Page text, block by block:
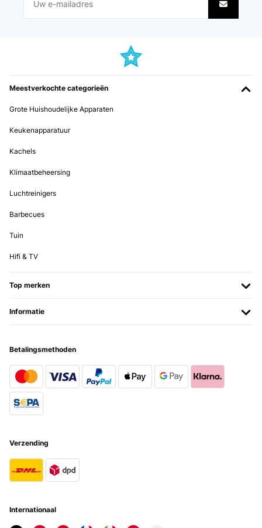
Meestverkochte categorieën
Grote Huishoudelijke Apparaten
Keukenapparatuur
Kachels
Klimaatbeheersing
Luchtreinigers
Barbecues
Tuin
Hifi & TV
Top merken
Informatie
Betalingsmethoden
Verzending
Internationaal